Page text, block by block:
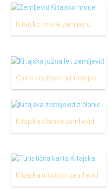
Kitajsko morje zemljevid
China southern airlines poti zemljevid
Kitajska članice zemljevid
Kitajska turistični zemljevid